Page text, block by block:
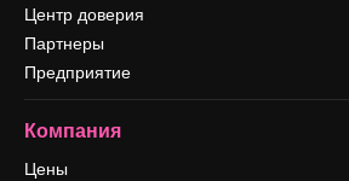
Центр доверия
Партнеры
Предприятие
Компания
Цены